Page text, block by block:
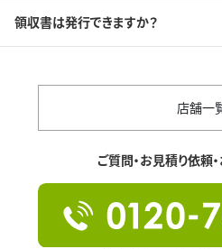
領収書は発行できますか？
店舗一
ご質問・お見積り依頼